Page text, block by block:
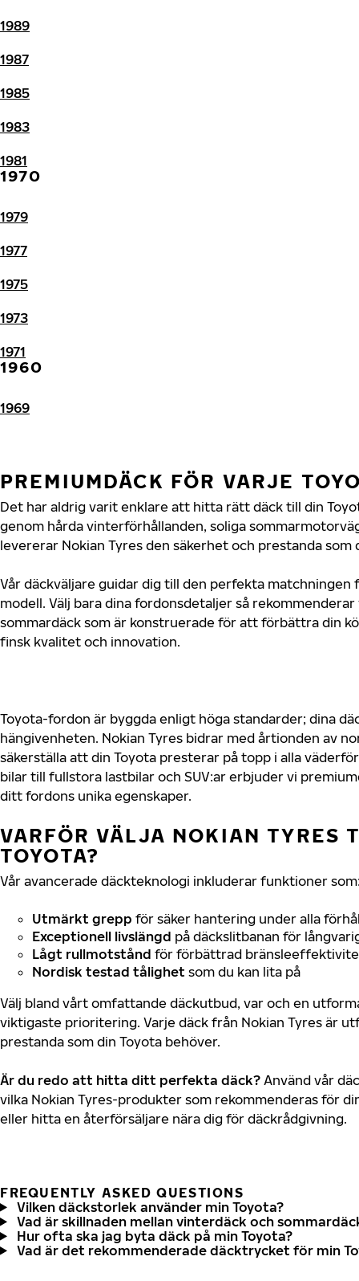
1989
1987
1985
1983
1981
1970
1979
1977
1975
1973
1971
1960
1969
PREMIUMDÄCK FÖR VARJE
Det har aldrig varit enklare att hitta rätt däck till din
genom hårda vinterförhållanden, soliga
levererar Nokian Tyres den säkerhet och prestanda som
Vår däckväljare guidar dig till den perfekta matchningen
modell. Välj bara dina fordonsdetaljer så
sommardäck som är konstruerade för att förbättra din
finsk kvalitet och innovation.
Toyota-fordon är byggda enligt höga standarder; dina
hängivenheten. Nokian Tyres bidrar med årtionden av
säkerställa att din Toyota presterar på topp i alla
bilar till fullstora lastbilar och SUV:ar erbjuder vi
ditt fordons unika egenskaper.
VARFÖR VÄLJA NOKIAN TYRES
TOYOTA?
Vår avancerade däckteknologi inkluderar funktioner
Utmärkt grepp för säker hantering under alla
Exceptionell livslängd på däckslitbanan för
Lågt rullmotstånd för förbättrad
Nordisk testad tålighet som du kan lita på
Välj bland vårt omfattande däckutbud, var och en
viktigaste prioritering. Varje däck från Nokian Tyres är
prestanda som din Toyota behöver.
Är du redo att hitta ditt perfekta däck? Använd vår
vilka Nokian Tyres-produkter som rekommenderas för
eller hitta en återförsäljare nära dig för däckrådgivning.
FREQUENTLY ASKED QUESTIONS
Vilken däckstorlek använder min Toyota?
Vad är skillnaden mellan vinterdäck och
Hur ofta ska jag byta däck på min Toyota?
Vad är det rekommenderade däcktrycket för min